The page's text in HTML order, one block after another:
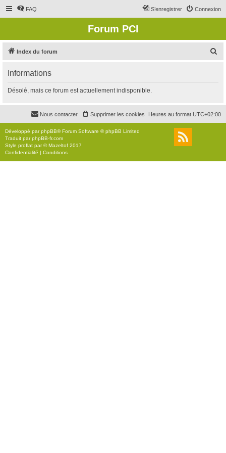
FAQ Connexion
S’enregistrer
Forum PCI
Index du forum
r
c
r
Informations
Désolé, mais ce forum est actuellement indisponible.
Heures au format UTC+02:00
Supprimer les cookies
Nous contacter
Développé parphpBB® Forum Software © phpBB Limited
Traduit parphpBB-fr.com
Style proflat par ©Mazeltof 2017
Confidentialité | Conditions